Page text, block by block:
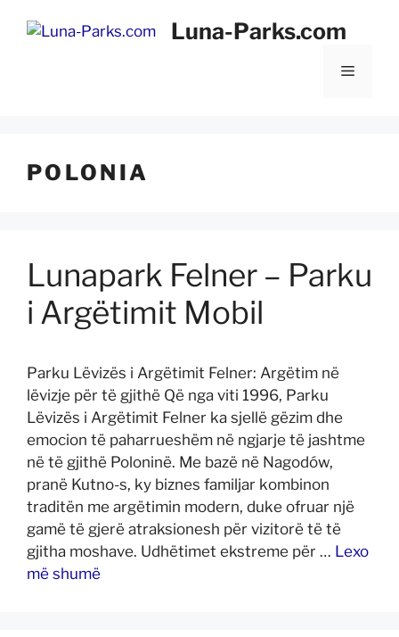
Luna-Parks.com
Menu
POLONIA
Lunapark Felner – Parku
i Argëtimit Mobil
Parku Lëvizës i Argëtimit Felner: Argëtim në
lëvizje për të gjithë Që nga viti 1996, Parku
Lëvizës i Argëtimit Felner ka sjellë gëzim dhe
emocion të paharrueshëm në ngjarje të jashtme
në të gjithë Poloninë. Me bazë në Nagodów,
pranë Kutno-s, ky biznes familjar kombinon
traditën me argëtimin modern, duke ofruar një
gamë të gjerë atraksionesh për vizitorë të të
gjitha moshave. Udhëtimet ekstreme për … Lexo
më shumë